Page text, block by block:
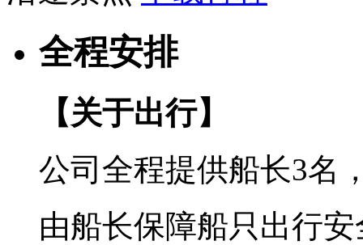
全程安排
【关于出行】
公司全程提供船长3名
由船长保障船只出行